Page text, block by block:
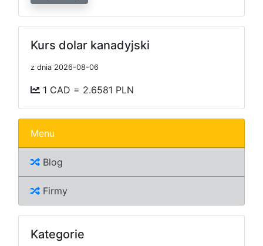
Kurs dolar kanadyjski
z dnia 2026-08-06
1 CAD = 2.6581 PLN
Menu
Blog
Firmy
Kategorie